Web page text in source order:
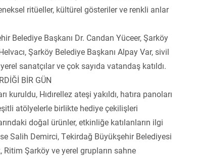
ritüeller, kültürel gösteriler ve renkli anlar
Belediye Başkanı Dr. Candan Yüceer, Şarköy
Şarköy Belediye Başkanı Alpay Var, sivil
sanatçılar ve çok sayıda vatandaş katıldı.
BİR GÜN
kuruldu, Hıdırellez ateşi yakıldı, hatıra panoları
atölyelerle birlikte hediye çekilişleri
doğal ürünler, etkinliğe katılanların ilgi
Salih Demirci, Tekirdağ Büyükşehir Belediyesi
Ritim Şarköy ve yerel grupların sahne